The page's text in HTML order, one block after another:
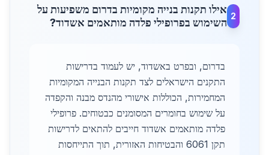
2
אילו תקנות בנייה מקומיות בדרום משפיעות על
השימוש בפרופילי פלדה מותאמים אשדוד?
בדרום, ובפרט באשדוד, יש לעמוד בדרישות
התקנים הישראלים לצד תקנות הבנייה המקומיות
המחמירות, הכוללות אישורי מהנדס מבנה והקפדה
על שימוש בחומרים המסומנים כבטוחים. פרופילי
פלדה מותאמים אשדוד חייבים להתאים לדרישות
תקן 6061 והבטיחות האזורית, תוך התייחסות